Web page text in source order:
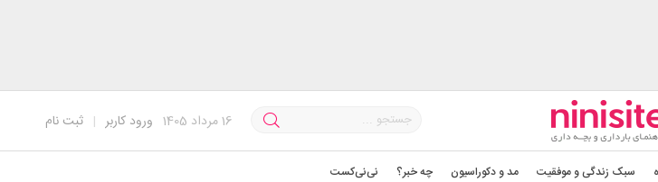
ثبت نام | ورود کاربر 16مرداد 1405
سبک زندگی و موفقیت مد و دکوراسیون چه خبر؟ نی‌نی‌کست